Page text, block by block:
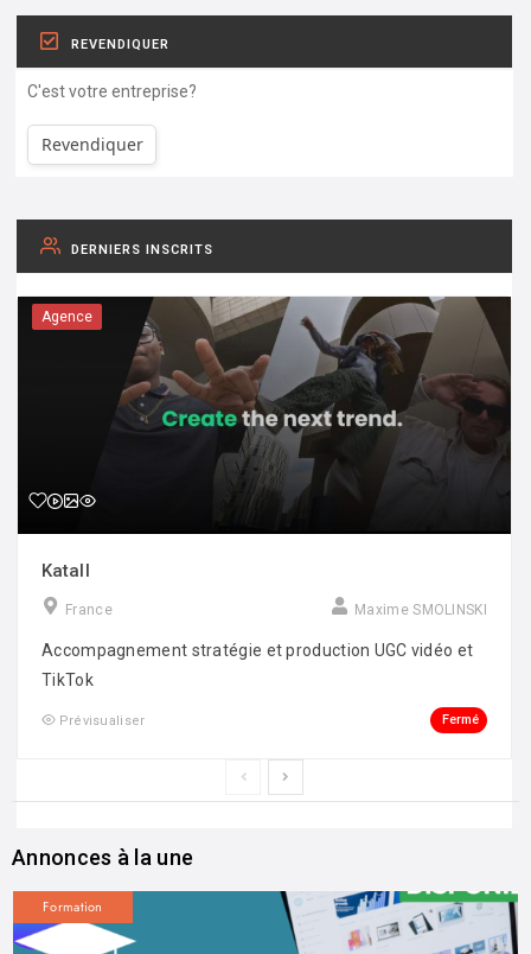
REVENDIQUER
C'est votre entreprise?
Revendiquer
DERNIERS INSCRITS
Agence
Katall
France Maxime SMOLINSKI
Accompagnement stratégie et production UGC vidéo et
TikTok
Prévisualiser Fermé
Annonces à la une
Formation